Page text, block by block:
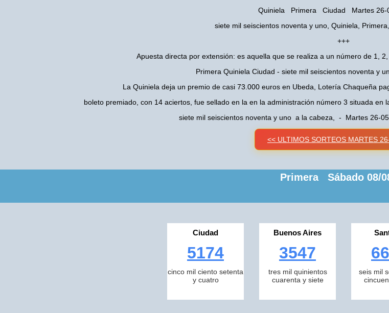
Quiniela Primera Ciudad Martes 26-
siete mil seiscientos noventa y uno, Quiniela,
+++
Apuesta directa por extensión: es aquella que se realiza a un número de 1,
Primera Quiniela Ciudad - siete mil seiscientos noventa y
La Quiniela deja un premio de casi 73.000 euros en Ubeda, Lotería Chaqueña
boleto premiado, con 14 aciertos, fue sellado en la en la administración número 3 situada
siete mil seiscientos noventa y uno a la cabeza, - Martes
<< ULTIMOS SORTEOS MARTES
Primera Sábado 08/
Ciudad
5174
cinco mil ciento setenta
y cuatro
Buenos Aires
3547
tres mil quinientos
cuarenta y siete
seis mil